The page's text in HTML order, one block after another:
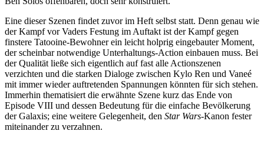
Eine dieser Szenen findet zuvor im Heft selbst statt. Denn genau wie
der Kampf vor Vaders Festung im Auftakt ist der Kampf gegen
finstere Tatooine-Bewohner ein leicht holprig eingebauter Moment,
der scheinbar notwendige Unterhaltungs-Action einbauen muss. Bei
der Qualität ließe sich eigentlich auf fast alle Actionszenen
verzichten und die starken Dialoge zwischen Kylo Ren und Vaneé
mit immer wieder auftretenden Spannungen könnten für sich stehen.
Immerhin thematisiert die erwähnte Szene kurz das Ende von
Episode VIII und dessen Bedeutung für die einfache Bevölkerung
der Galaxis; eine weitere Gelegenheit, den Star Wars-Kanon fester
miteinander zu verzahnen.